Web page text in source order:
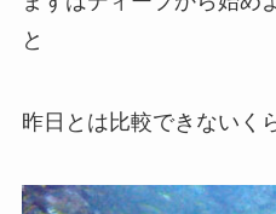
と
昨日とは比較できないく